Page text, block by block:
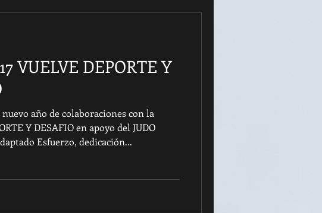
VUELVE DEPORTE Y
año de colaboraciones con la
Y DESAFIO en apoyo del JUDO
Esfuerzo, dedicación...